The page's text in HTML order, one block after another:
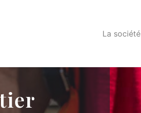
La société